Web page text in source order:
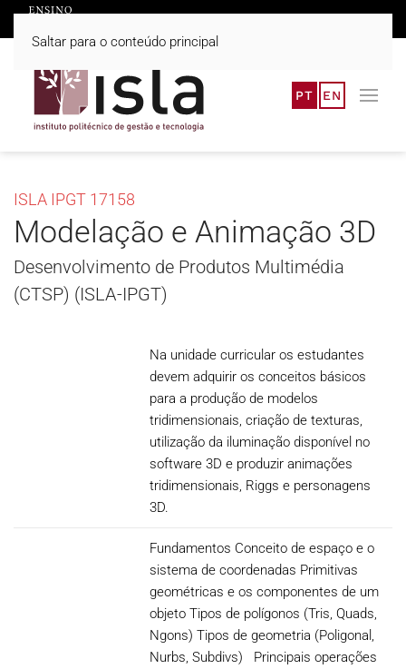
Saltar para o conteúdo principal
PT EN
ISLA IPGT 17158
Modelação e Animação 3D
Desenvolvimento de Produtos Multimédia
(CTSP) (ISLA-IPGT)
Na unidade curricular os estudantes
devem adquirir os conceitos básicos
para a produção de modelos
tridimensionais, criação de texturas,
utilização da iluminação disponível no
software 3D e produzir animações
tridimensionais, Riggs e personagens
3D.
Fundamentos Conceito de espaço e o
sistema de coordenadas Primitivas
geométricas e os componentes de um
objeto Tipos de polígonos (Tris, Quads,
Ngons) Tipos de geometria (Poligonal,
Nurbs, Subdivs) Principais operações